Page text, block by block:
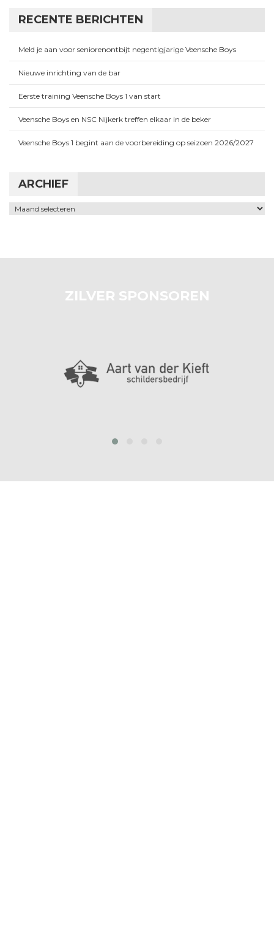
RECENTE BERICHTEN
Meld je aan voor seniorenontbijt negentigjarige Veensche Boys
Nieuwe inrichting van de bar
Eerste training Veensche Boys 1 van start
Veensche Boys en NSC Nijkerk treffen elkaar in de beker
Veensche Boys 1 begint aan de voorbereiding op seizoen 2026/2027
ARCHIEF
Archief
ZILVER SPONSOREN
prev